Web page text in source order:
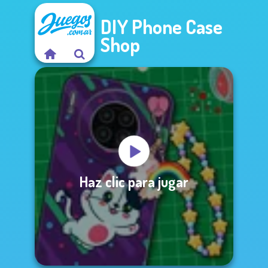
DIY Phone Case
Shop
Haz clic para jugar